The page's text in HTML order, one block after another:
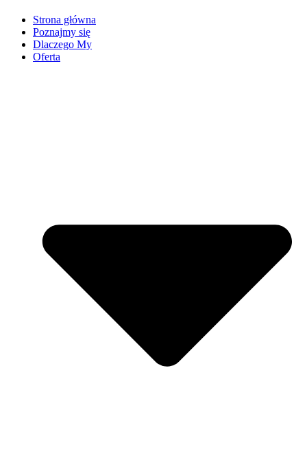
Strona główna
Poznajmy się
Dlaczego My
Oferta